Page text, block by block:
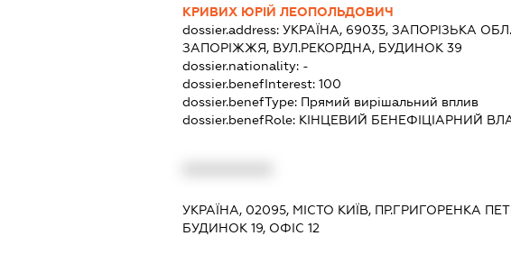
КРИВИХ ЮРІЙ ЛЕОПОЛЬДОВИЧ
dossier.address: УКРАЇНА, 69035, ЗАПОРІЗЬКА
ЗАПОРІЖЖЯ, ВУЛ.РЕКОРДНА, БУДИНОК 39
dossier.nationality: -
dossier.benefInterest: 100
dossier.benefType: Прямий вирішальний вплив
dossier.benefRole: КІНЦЕВИЙ БЕНЕФІЦІАРНИЙ
УКРАЇНА, 02095, МІСТО КИЇВ, ПР.ГРИГОРЕНКА
БУДИНОК 19, ОФІС 12